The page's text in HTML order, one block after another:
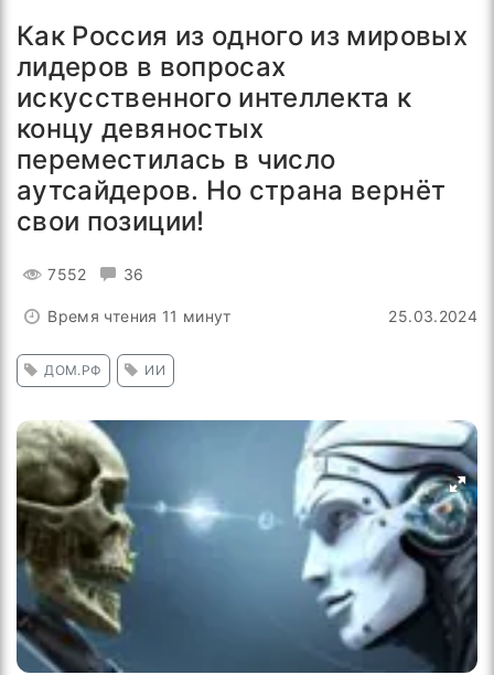
Как Россия из одного из мировых
лидеров в вопросах
искусственного интеллекта к
концу девяностых
переместилась в число
аутсайдеров. Но страна вернёт
свои позиции!
7552 36
Время чтения 11 минут 25.03.2024
ДОМ.РФ ИИ